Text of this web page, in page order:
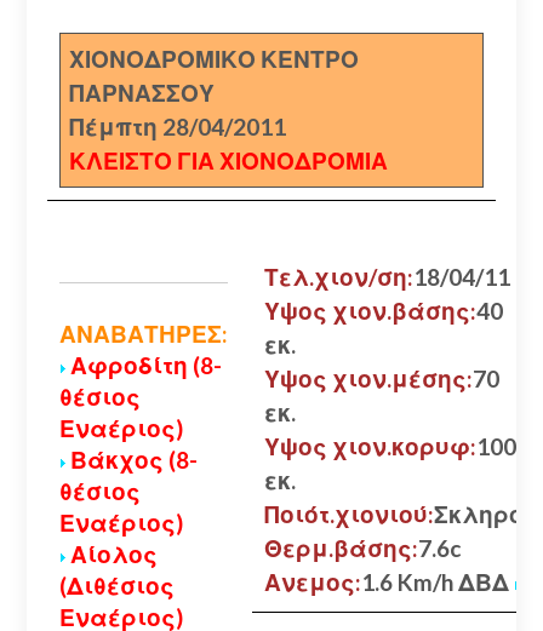
ΧΙΟΝΟΔΡΟΜΙΚΟ ΚΕΝΤΡΟ
ΠΑΡΝΑΣΣΟΥ
Πέμπτη 28/04/2011
ΚΛΕΙΣΤΟ ΓΙΑ ΧΙΟΝΟΔΡΟΜΙΑ
ΑΝΑΒΑΤΗΡΕΣ:
Αφροδίτη (8-
θέσιος
Εναέριος)
Βάκχος (8-
θέσιος
Εναέριος)
Αίολος
(Διθέσιος
Εναέριος)
Τελ.χιον/ση:18/04/11
Υψος χιον.βάσης:40
εκ.
Υψος χιον.μέσης:70
εκ.
Υψος χιον.κορυφ:100
εκ.
Ποιότ.χιονιού:Σκληρό
Θερμ.βάσης:7.6c
Ανεμος:1.6 Km/h ΔΒΔ